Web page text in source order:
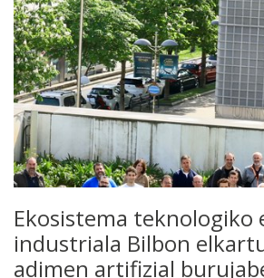
Ekosistema teknologiko
industriala Bilbon
adimen artifizial